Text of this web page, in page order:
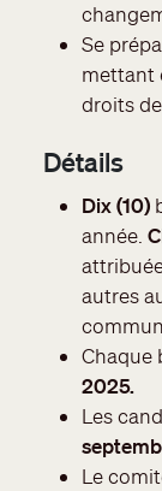
Se
mettant
droits
Détails
Dix (10)
année.
autres
Chaque
2025.
Les
Le